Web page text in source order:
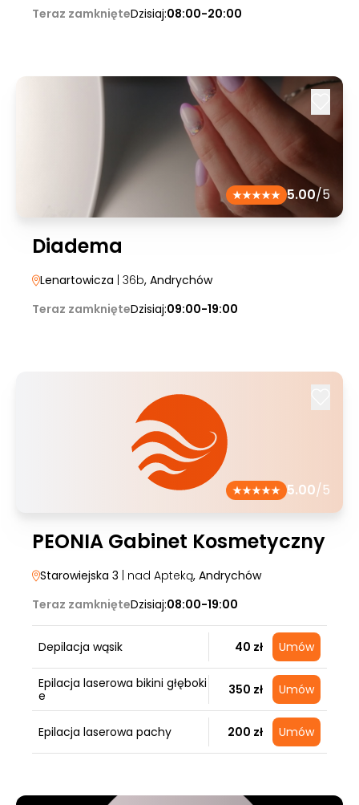
Teraz zamknięteDzisiaj:08:00-20:00
5.00/5
Diadema
Lenartowicza | 36b, Andrychów
Teraz zamknięteDzisiaj:09:00-19:00
5.00/5
PEONIA Gabinet Kosmetyczny
Starowiejska 3 | nad Apteką, Andrychów
Teraz zamknięteDzisiaj:08:00-19:00
Depilacja wąsik 40 zł Umów
Epilacja laserowa bikini głęboki
e
350 zł Umów
Epilacja laserowa pachy 200 zł Umów